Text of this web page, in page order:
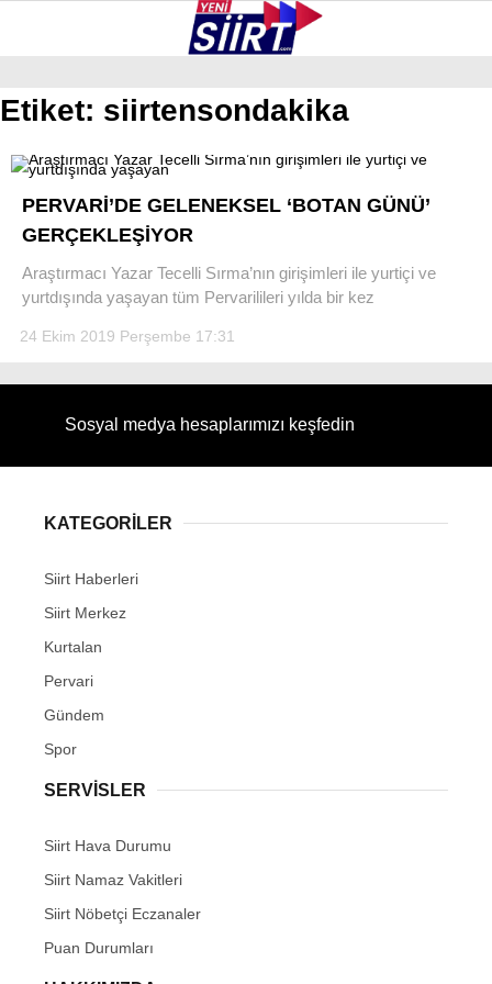
GALERİ VİDEO YAZARLAR
KURTALAN
ERUH
BAYKAN
PERVARI
Etiket: siirtensondakika
PERVARİ’DE GELENEKSEL ‘BOTAN GÜNÜ’
GERÇEKLEŞİYOR
Araştırmacı Yazar Tecelli Sırma’nın girişimleri ile yurtiçi ve
yurtdışında yaşayan tüm Pervarilileri yılda bir kez
24 Ekim 2019 Perşembe 17:31
Sosyal medya hesaplarımızı keşfedin
KATEGORİLER
Siirt Haberleri
Siirt Merkez
Kurtalan
Pervari
Gündem
Spor
SERVİSLER
Siirt Hava Durumu
Siirt Namaz Vakitleri
Siirt Nöbetçi Eczanaler
Puan Durumları